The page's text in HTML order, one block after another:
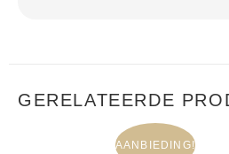
GERELATEERDE
AANBIEDING!